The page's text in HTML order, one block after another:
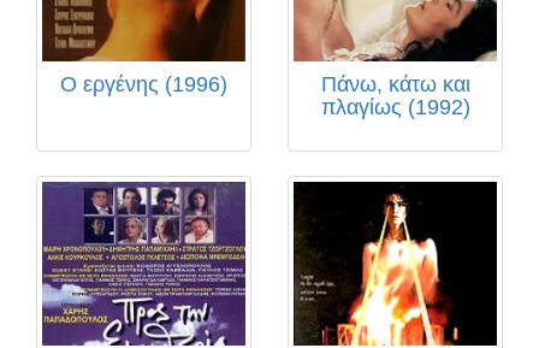
Ο εργένης (1996)
Πάνω, κάτω και
πλαγίως (1992)